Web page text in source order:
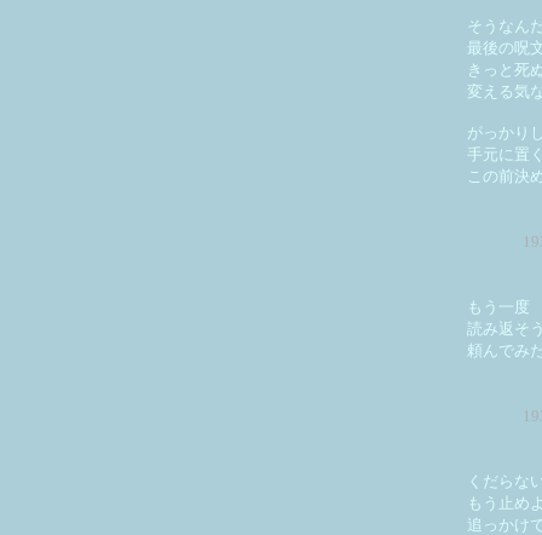
そうなん
最後の呪
きっと死
変える気
がっかり
手元に置
この前決
もう一度
読み返そ
頼んでみ
くだらな
もう止め
追っかけ